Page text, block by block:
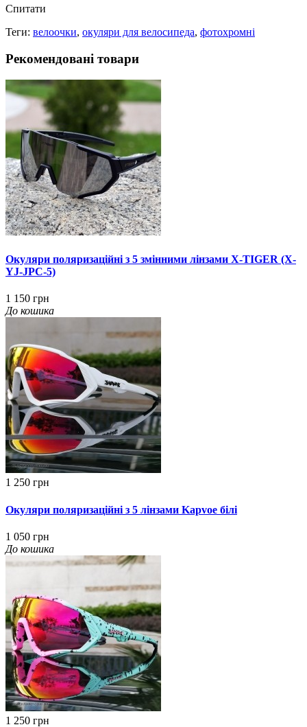
Спитати
Теги: велоочки, окуляри для велосипеда, фотохромні
Рекомендовані товари
Окуляри поляризаційні з 5 змінними лінзами X-TIGER (X-
YJ-JPC-5)
1 150 грн
До кошика
1 250 грн
Окуляри поляризаційні з 5 лінзами Kapvoe білі
1 050 грн
До кошика
1 250 грн